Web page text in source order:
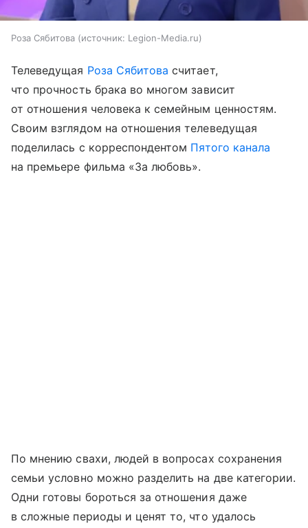
Роза Сябитова источник: Legion-Media.ru
Телеведущая Роза Сябитова считает,
что прочность брака во многом зависит
от отношения человека к семейным ценностям.
Своим взглядом на отношения телеведущая
поделилась с корреспондентом Пятого канала
на премьере фильма «За любовь».
По мнению свахи, людей в вопросах сохранения
семьи условно можно разделить на две категории.
Одни готовы бороться за отношения даже
в сложные периоды и ценят то, что удалось